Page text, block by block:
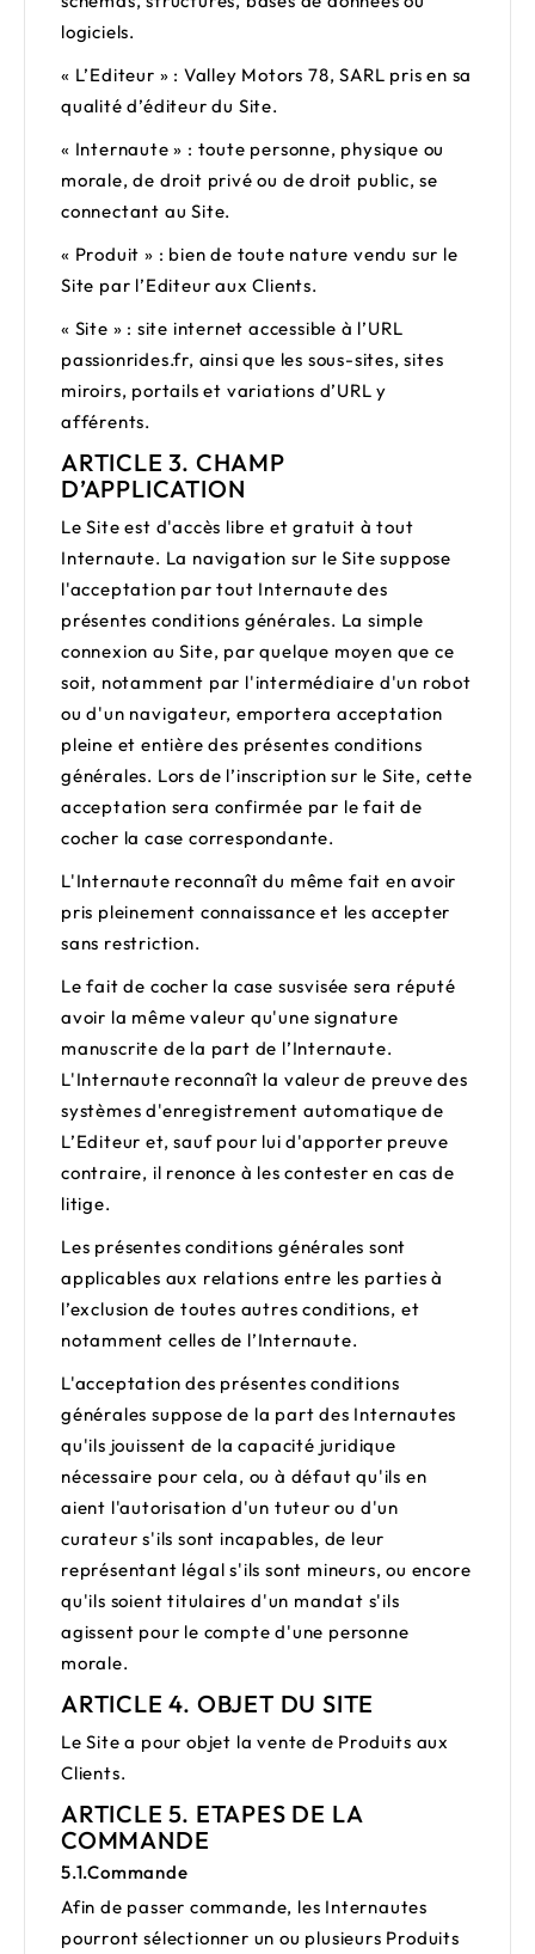
logiciels.
« L’Editeur » : Valley Motors 78,SARL pris en sa
qualité d’éditeur du Site.
« Internaute » : toute personne, physique ou
morale, de droit privé ou de droit public, se
connectant au Site.
« Produit » : bien de toute nature vendu sur le
Site par l’Editeur aux Clients.
« Site » : site internet accessible à l’URL
passionrides.fr, ainsi que les sous-sites, sites
miroirs, portails et variations d’URL y
afférents.
ARTICLE 3. CHAMP
D’APPLICATION
Le Site est d'accès libre et gratuit à tout
Internaute. La navigation sur le Site suppose
l'acceptation par tout Internaute des
présentes conditions générales. La simple
connexion au Site, par quelque moyen que ce
soit, notamment par l'intermédiaire d'un robot
ou d'un navigateur, emportera acceptation
pleine et entière des présentes conditions
générales. Lors de l’inscription sur le Site, cette
acceptation sera confirmée par le fait de
cocher la case correspondante.
L'Internaute reconnaît du même fait en avoir
pris pleinement connaissance et les accepter
sans restriction.
Le fait de cocher la case susvisée sera réputé
avoir la même valeur qu'une signature
manuscrite de la part de l’Internaute.
L'Internaute reconnaît la valeur de preuve des
systèmes d'enregistrement automatique de
L’Editeur et, sauf pour lui d'apporter preuve
contraire, il renonce à les contester en cas de
litige.
Les présentes conditions générales sont
applicables aux relations entre les parties à
l’exclusion de toutes autres conditions, et
notamment celles de l’Internaute.
L'acceptation des présentes conditions
générales suppose de la part des Internautes
qu'ils jouissent de la capacité juridique
nécessaire pour cela, ou à défaut qu'ils en
aient l'autorisation d'un tuteur ou d'un
curateur s'ils sont incapables, de leur
représentant légal s'ils sont mineurs, ou encore
qu'ils soient titulaires d'un mandat s'ils
agissent pour le compte d'une personne
morale.
ARTICLE 4. OBJET DU SITE
Le Site a pour objet la vente de Produits aux
Clients.
ARTICLE 5. ETAPES DE LA
COMMANDE
5.1.Commande
Afin de passer commande, les Internautes
pourront sélectionner un ou plusieurs Produits